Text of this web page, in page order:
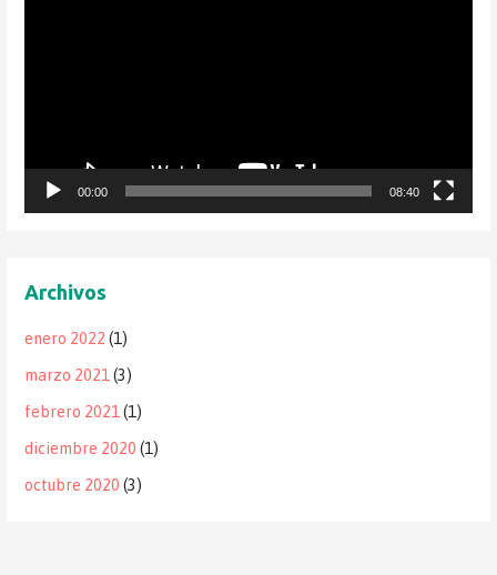
00:00 08:40
Archivos
enero 2022 (1)
marzo 2021 (3)
febrero 2021 (1)
diciembre 2020 (1)
octubre 2020 (3)